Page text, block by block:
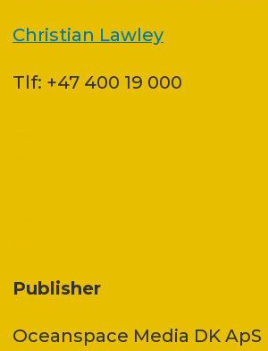
Christian Lawley
Tlf: +47 400 19 000
Publisher
Oceanspace Media DK ApS